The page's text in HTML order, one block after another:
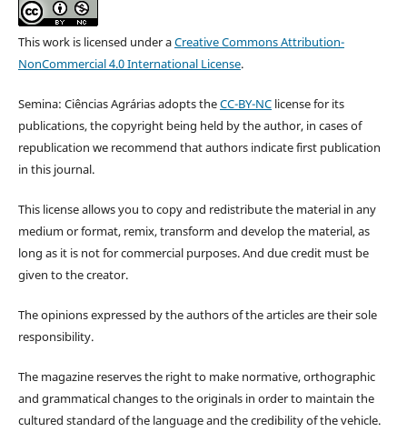
This work is licensed under aCreative Commons Attribution-
NonCommercial 4.0 International License.
Semina: Ciências Agrárias adopts theCC-BY-NClicense for its
publications, the copyright being held by the author, in cases of
republication we recommend that authors indicate first publication
in this journal.
This license allows you to copy and redistribute the material in any
medium or format, remix, transform and develop the material, as
long as it is not for commercial purposes. And due credit must be
given to the creator.
The opinions expressed by the authors of the articles are their sole
responsibility.
The magazine reserves the right to make normative, orthographic
and grammatical changes to the originals in order to maintain the
cultured standard of the language and the credibility of the vehicle.